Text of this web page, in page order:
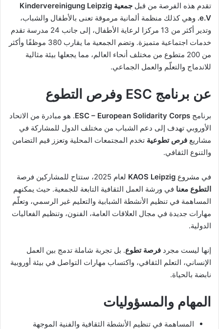
تقدم هذه الفرصة من قبل
جمعية Kindervereinigung Leipzig
e.V. وهي كذلك منظمة ألمانية مرموقة تعنى بالأطفال والشباب،
وتدير أكثر من 13 مركزا لرعاية الأطفال، إلى جانب 24 مدرسة تقدم
خدمات اجتماعية متميزة. وتضم الجمعية ما يقارب 380 موظفًا وأكثر
من 200 متطوع من مختلف أنحاء العالم، مما يجعلها بيئة مثالية
للاندماج والتعلّم والعمل الجماعي.
عن برنامج ESC وفرص التطوع
برنامج ESC – European Solidarity Corps. هو مبادرة من الاتحاد
الأوروبي تهدف إلى دعم الشباب من مختلف الدول للمشاركة في
مشاريع فرص تطوعية تخدم المجتمعات المحلية وتعزز قيم التضامن
والتنوع الثقافي.
في مشروع KAOS Leipzig لعام 2025، ستتاح للمشاركين فرصة
التطوع معنا في ورشة العمل الثقافية التابعة للجمعية. حيث يمكنهم
المساهمة في تنظيم الأنشطة الشبابية والتعليم غير الرسمي، وتعلّم
مهارات جديدة في مجال العلاقات العامة، الفنون، وتنظيم الفعاليات
الدولية.
إنها ليست مجرد فرصة تطوع. بل تجربة شاملة تدمج بين العمل
الإنساني، التعلم الثقافي، واكتساب مهارات التواصل في بيئة أوروبية
نابضة بالحياة.
المهام والمسؤوليات
المساهمة في تنظيم الأنشطة الثقافية والفنية الموجهة